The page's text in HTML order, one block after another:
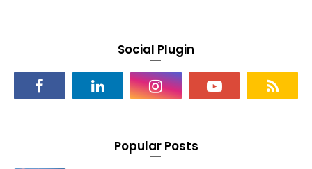
Social Plugin
Popular Posts